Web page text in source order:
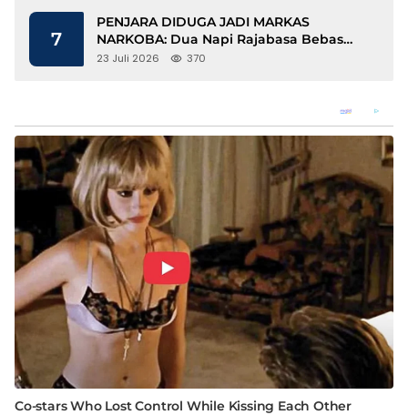
7
PENJARA DIDUGA JADI MARKAS
NARKOBA: Dua Napi Rajabasa Bebas
Gunakan HP, Muncul Dugaan
23 Juli 2026 370